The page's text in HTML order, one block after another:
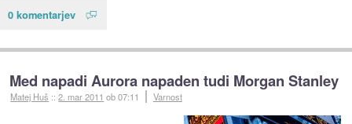
0 komentarjev
Med napadi Aurora napaden tudi Morgan Stanley
Matej Huš ::2. mar 2011 ob 07:11 Varnost